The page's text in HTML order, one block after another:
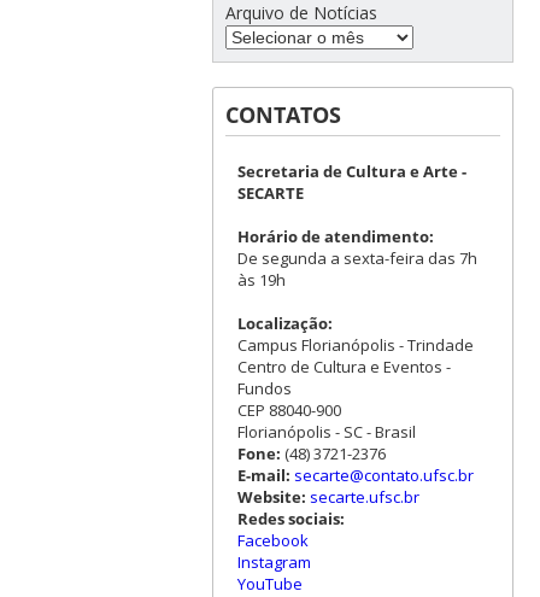
Arquivo de Notícias
CONTATOS
Secretaria de Cultura e Arte -
SECARTE
Horário de atendimento:
De segunda a sexta-feira das 7h
às 19h
Localização:
Campus Florianópolis - Trindade
Centro de Cultura e Eventos -
Fundos
CEP 88040-900
Florianópolis - SC - Brasil
Fone: (48) 3721-2376
E-mail: secarte@contato.ufsc.br
Website: secarte.ufsc.br
Redes sociais:
Facebook
Instagram
YouTube